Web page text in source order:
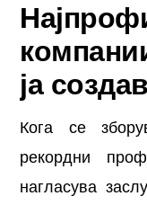
ја
Кога се
рекордни
нагласува